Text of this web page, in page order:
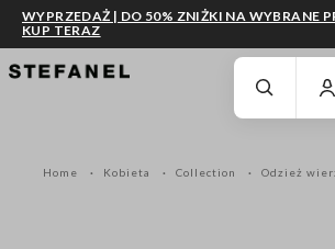
PRZEJDŹ DO GŁÓWNEJ TREŚCI PRZEWIŃ NA DÓŁ
WYPRZEDAŻ | DO 50% ZNIŻKI NA WYBRANE
KUP TERAZ
Home Kobieta Collection Odzież